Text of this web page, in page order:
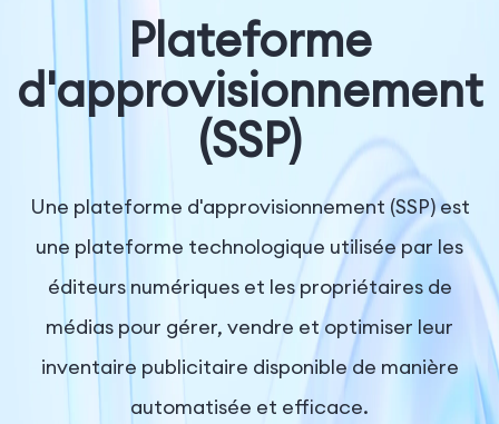
Solutions
Ressources
Tarifs
Plateforme
d'approvisionnement
(SSP)
Une plateforme d'approvisionnement (SSP) est
une plateforme technologique utilisée par les
éditeurs numériques et les propriétaires de
médias pour gérer, vendre et optimiser leur
inventaire publicitaire disponible de manière
automatisée et efficace.